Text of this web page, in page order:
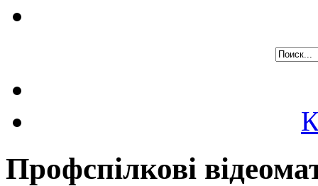
Профспілкові